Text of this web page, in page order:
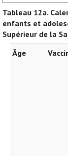
Tableau 12a.
enfants et
Supérieur de la
Âge